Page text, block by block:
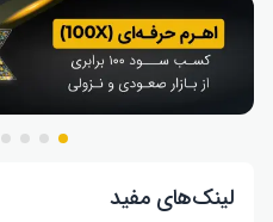
لینک‌های مفید